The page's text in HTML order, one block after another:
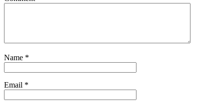
Name *
Email *